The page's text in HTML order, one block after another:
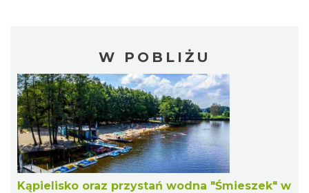
W POBLIŻU
Kąpielisko oraz przystań wodna "Śmieszek" w